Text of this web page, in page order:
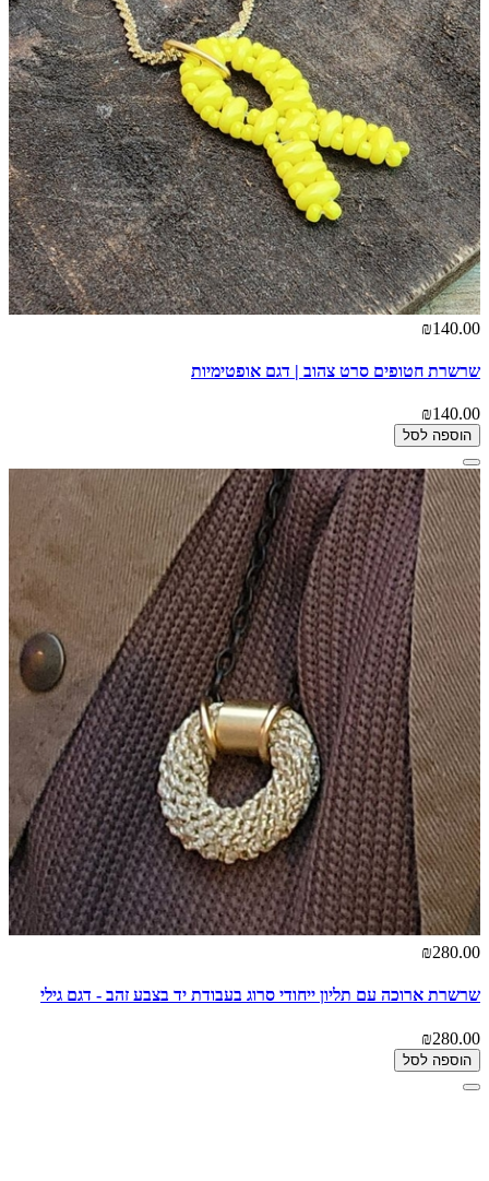
₪140.00
שרשרת חטופים סרט צהוב | דגם אופטימיות
₪140.00
הוספה לסל
₪280.00
שרשרת ארוכה עם תליון ייחודי סרוג בעבודת יד בצבע זהב - דגם גילי
₪280.00
הוספה לסל